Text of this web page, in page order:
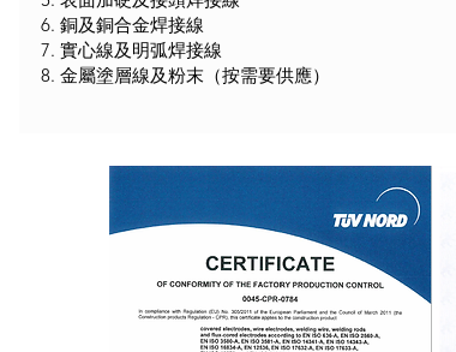
銅及銅合金焊接線
實心線及明弧焊接線
金屬塗層線及粉末（按需要供應）